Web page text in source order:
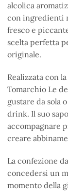
alcolica
con ingredienti
fresco e
scelta perfetta
originale.
Realizzata con
Tomarchio Le
gustare da sola
drink. Il suo
accompagnare
creare
La confezione
concedersi un
momento della